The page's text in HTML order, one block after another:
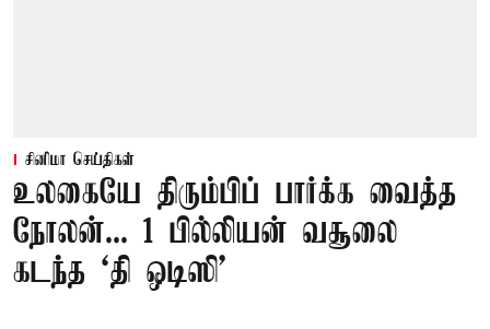
சினிமா செய்திகள்
உலகையே திரும்பிப் பார்க்க வைத்த
நோலன்... 1 பில்லியன் வசூலை
கடந்த ‘தி ஒடிஸி’